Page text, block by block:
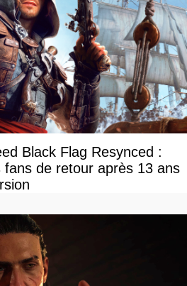
Black Flag Resynced :
fans de retour après 13 ans